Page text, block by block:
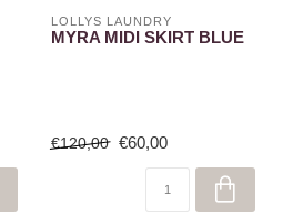
LOLLYS LAUNDRY
MYRA MIDI SKIRT BLUE
€120,00 €60,00